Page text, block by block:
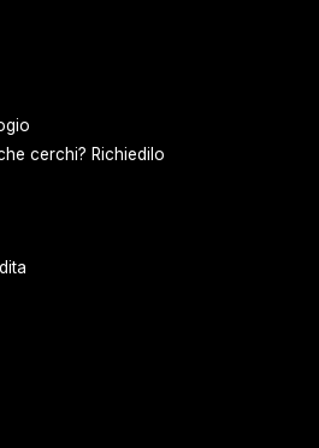
cerchi? Richiedilo